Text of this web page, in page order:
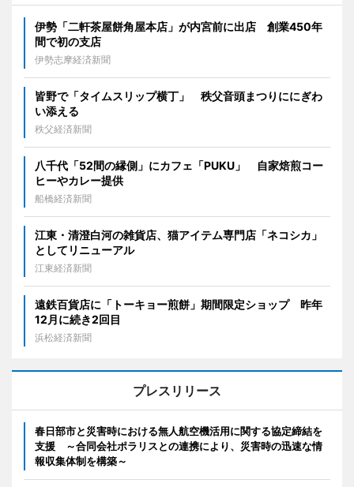
伊勢「二軒茶屋餅角屋本店」が内宮前に出店 創業450年
間で初の支店
伊勢志摩経済新聞
皆野で「タイムスリップ横丁」 秩父音頭まつりににぎわ
い添える
秩父経済新聞
八千代「52間の縁側」にカフェ「PUKU」 自家焙煎コー
ヒーやカレー提供
船橋経済新聞
江東・清澄白河の雑貨店、猫アイテム専門店「ネコシカ」
としてリニューアル
江東経済新聞
遠鉄百貨店に「トーキョー煎餅」期間限定ショップ 昨年
12月に続き2回目
浜松経済新聞
プレスリリース
春日部市と災害時における無人航空機活用に関する協定締結を
支援 ～合同会社ポラリスとの連携により、災害時の迅速な情
報収集体制を構築～